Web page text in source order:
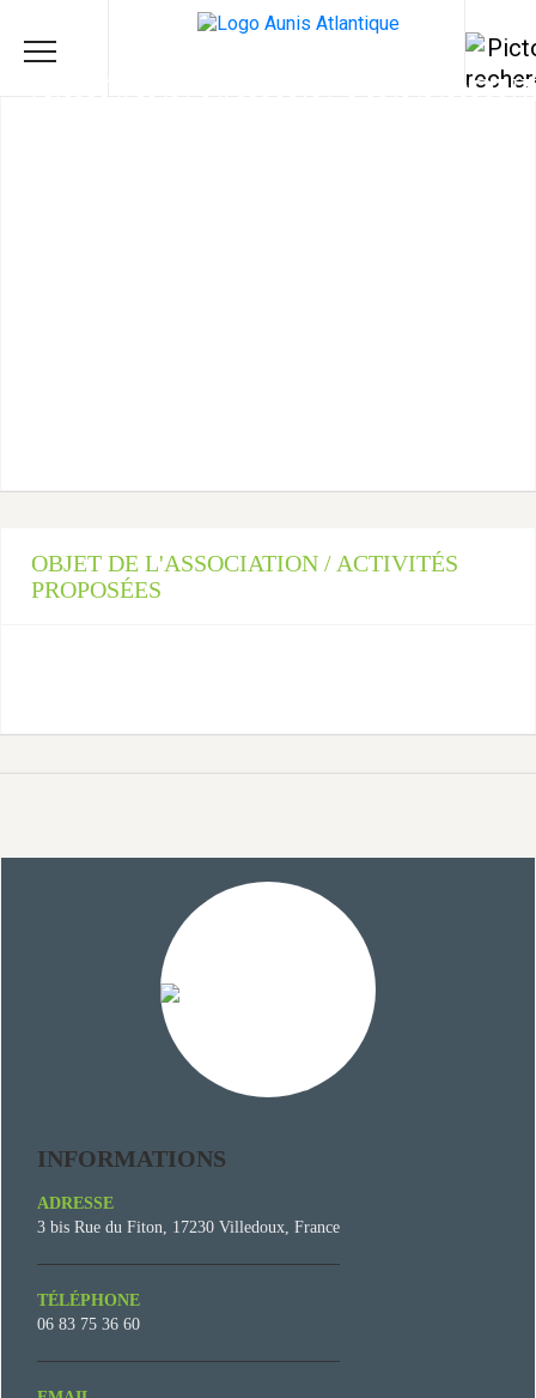
AMICALE LAÏQUE
OBJET DE L'ASSOCIATION / ACTIVITÉS
PROPOSÉES
INFORMATIONS
ADRESSE
3 bis Rue du Fiton, 17230 Villedoux, France
TÉLÉPHONE
06 83 75 36 60